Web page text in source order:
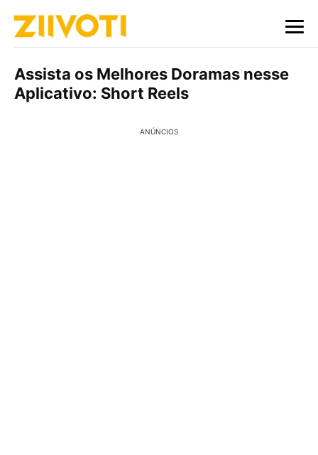
Assista os Melhores Doramas nesse
Aplicativo: Short Reels
ANÚNCIOS